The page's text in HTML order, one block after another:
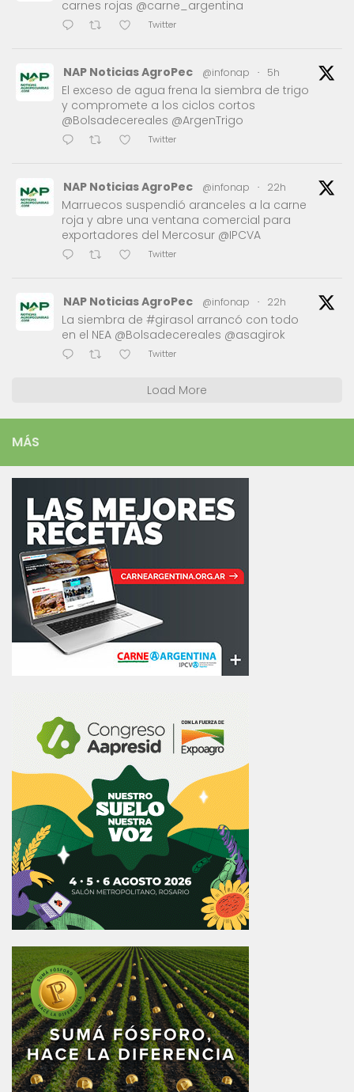
carnes rojas @carne_argentina
Twitter
NAP Noticias AgroPec @infonap · 5h
El exceso de agua frena la siembra de trigo
y compromete a los ciclos cortos
@Bolsadecereales @ArgenTrigo
Twitter
NAP Noticias AgroPec @infonap · 22h
Marruecos suspendió aranceles a la carne
roja y abre una ventana comercial para
exportadores del Mercosur @IPCVA
Twitter
NAP Noticias AgroPec @infonap · 22h
La siembra de #girasol arrancó con todo
en el NEA @Bolsadecereales @asagirok
Twitter
Load More
MÁS